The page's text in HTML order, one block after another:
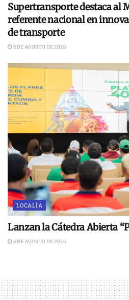
Supertransporte destaca al
referente nacional en
de transporte
5 DE AGOSTO DE 2026
LOCALÍA
Lanzan la Cátedra Abierta
5 DE AGOSTO DE 2026